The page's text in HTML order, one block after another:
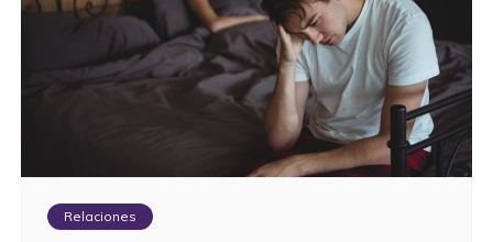
e
Relaciones